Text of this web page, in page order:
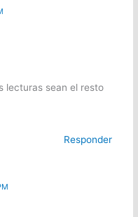
lecturas sean el resto
Responder